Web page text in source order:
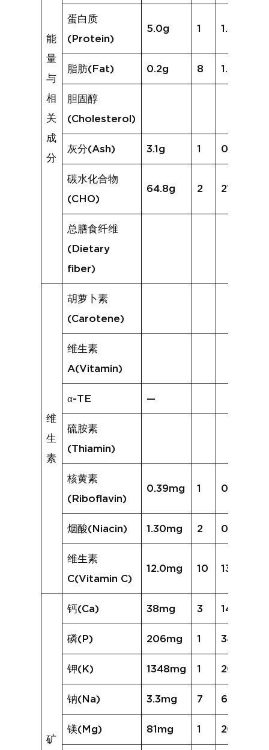
能
量
与
相
关
成
分
蛋白质
(Protein)
5.0g 1 1.4g
脂肪(Fat) 0.2g 8 1.0g
胆固醇
(Cholesterol)
灰分(Ash) 3.1g 1 0.8g
碳水化合物
(CHO)
64.8g 2 21.4g
总膳食纤维
(Dietary
fiber)
维
生
素
胡萝卜素
(Carotene)
维生素
A(Vitamin)
α-TE —
硫胺素
(Thiamin)
核黄素
(Riboflavin)
0.39mg 1 0.08mg
烟酸(Niacin) 1.30mg 2 0.64mg
维生素
C(Vitamin C)
12.0mg 10 136.3mg
矿
钙(Ca) 38mg 3 14mg
磷(P) 206mg 1 34mg
钾(K) 1348mg 1 205mg
钠(Na) 3.3mg 7 6.1mg
镁(Mg) 81mg 1 20mg